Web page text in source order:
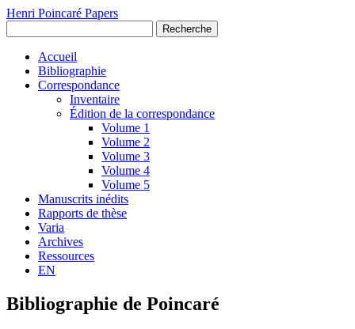
Henri Poincaré Papers
Recherche
Accueil
Bibliographie
Correspondance
Inventaire
Édition de la correspondance
Volume 1
Volume 2
Volume 3
Volume 4
Volume 5
Manuscrits inédits
Rapports de thèse
Varia
Archives
Ressources
EN
Bibliographie de Poincaré